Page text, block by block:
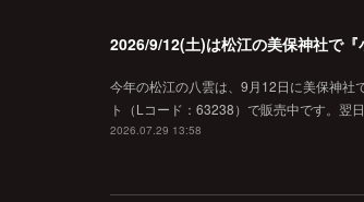
2026/9/12(土)は松江の美保神社で『
今年の松江の八雲は、9月12日に美保神社
ト（Lコード：63238）で販売中です。翌
2026.07.29 13:58